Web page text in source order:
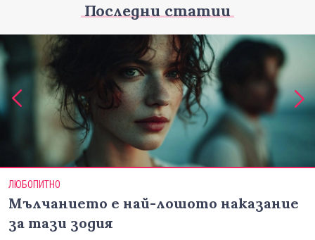
Последни статии
ЛЮБОПИТНО
Мълчанието е най-лошото наказание
за тази зодия